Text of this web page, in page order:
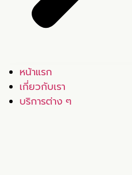
หน้าแรก
เกี่ยวกับเรา
บริการต่าง ๆ